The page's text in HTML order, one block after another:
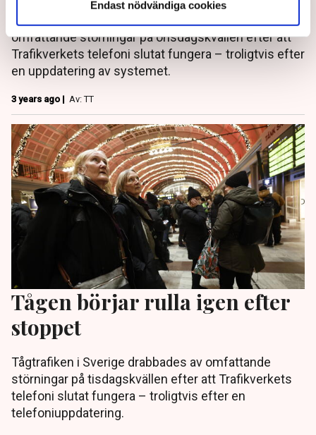
Endast nödvändiga cookies
Tågtrafiken i Sverige drabbades av mycket
omfattande störningar på onsdagskvällen efter att
Trafikverkets telefoni slutat fungera – troligtvis efter
en uppdatering av systemet.
3 years ago | Av: TT
Tågen börjar rulla igen efter
stoppet
Tågtrafiken i Sverige drabbades av omfattande
störningar på tisdagskvällen efter att Trafikverkets
telefoni slutat fungera – troligtvis efter en
telefoniuppdatering.